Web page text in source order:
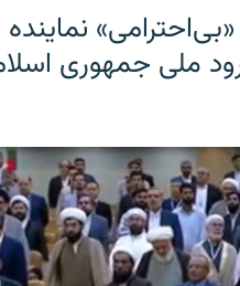
نماینده
ملی جمهوری